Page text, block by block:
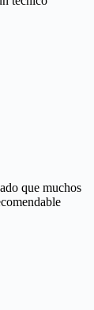
que muchos